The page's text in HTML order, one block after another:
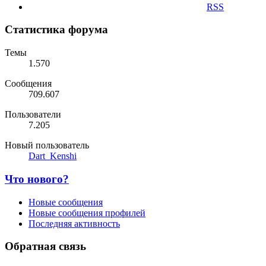
RSS
Статистика форума
Темы
1.570
Сообщения
709.607
Пользователи
7.205
Новый пользователь
Dart_Kenshi
Что нового?
Новые сообщения
Новые сообщения профилей
Последняя активность
Обратная связь